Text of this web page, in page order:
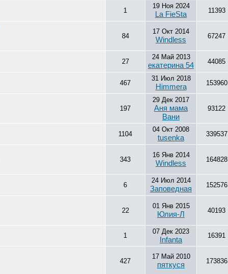
1
19 Ноя 2024
La FieSta 11393
84
17 Окт 2014
Windless 67247
27
24 Май 2013
екатерина 54 44085
467
31 Июл 2018
Himmera 153960
197
29 Дек 2017
Аня мама
Вани
93122
1104
04 Окт 2008
tusenka 339537
343
16 Янв 2014
Windless 164828
6
24 Июл 2014
Заповедная 152576
22
01 Янв 2015
Юлия-Л 40193
1
07 Дек 2023
Infanta 16391
427
17 Май 2010
пяткуся 173836